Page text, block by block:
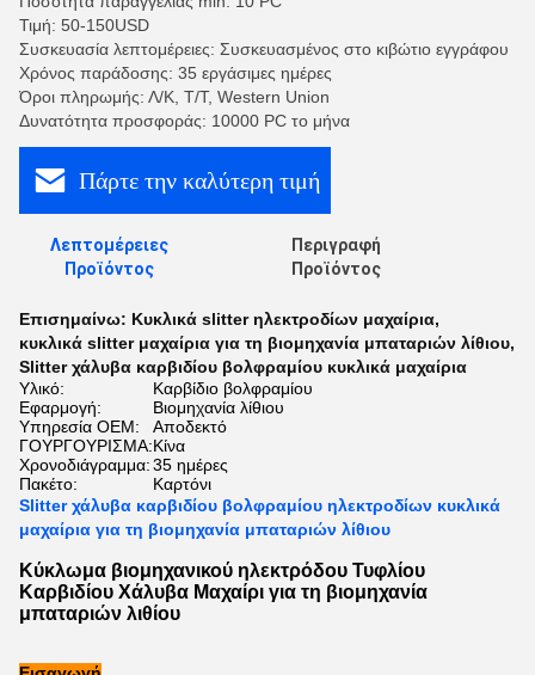
Τιμή: 50-150USD
Συσκευασία λεπτομέρειες: Συσκευασμένος στο κιβώτιο εγγράφου
Χρόνος παράδοσης: 35 εργάσιμες ημέρες
Όροι πληρωμής: Λ/Κ, Τ/Τ, Western Union
Δυνατότητα προσφοράς: 10000 PC το μήνα
Πάρτε την καλύτερη τιμή
Λεπτομέρειες
Προϊόντος
Περιγραφή
Προϊόντος
Επισημαίνω: Κυκλικά slitter ηλεκτροδίων μαχαίρια,
κυκλικά slitter μαχαίρια για τη βιομηχανία μπαταριών λίθιου,
Slitter χάλυβα καρβιδίου βολφραμίου κυκλικά μαχαίρια
Υλικό:
Καρβίδιο βολφραμίου
Εφαρμογή:
Βιομηχανία λίθιου
Υπηρεσία OEM:
Αποδεκτό
ΓΟΥΡΓΟΥΡΙΣΜΑ:Κίνα
Χρονοδιάγραμμα:35 ημέρες
Πακέτο:
Καρτόνι
Slitter χάλυβα καρβιδίου βολφραμίου ηλεκτροδίων κυκλικά
μαχαίρια για τη βιομηχανία μπαταριών λίθιου
Κύκλωμα βιομηχανικού ηλεκτρόδου Τυφλίου
Καρβιδίου Χάλυβα Μαχαίρι για τη βιομηχανία
μπαταριών λιθίου